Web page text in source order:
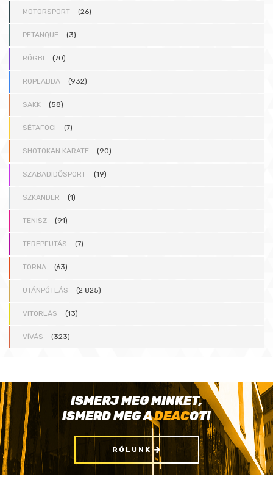
MOTORSPORT (26)
PETANQUE (3)
RÖGBI (70)
RÖPLABDA (932)
SAKK (58)
SÉTAFOCI (7)
SHOTOKAN KARATE (90)
SZABADIDŐSPORT (19)
SZKANDER (1)
TENISZ (91)
TEREPFUTÁS (7)
TORNA (63)
UTÁNPÓTLÁS (2 825)
VITORLÁS (13)
VÍVÁS (323)
ISMERJ MEG MINKET,
ISMERD MEG ADEACOT!
RÓLUNK